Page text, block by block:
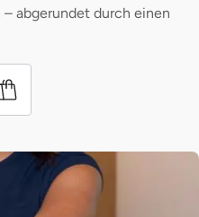
abgerundet durch einen